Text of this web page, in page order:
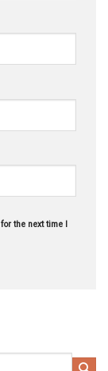
the next time I